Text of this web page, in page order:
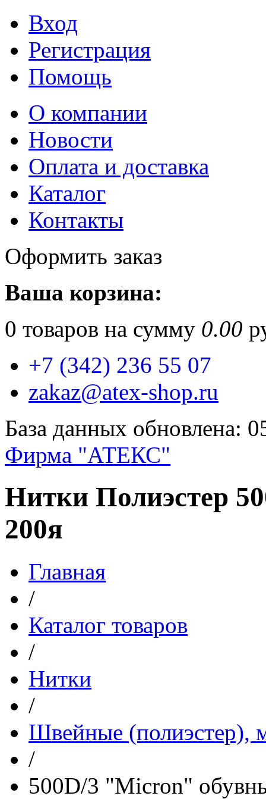
Вход
Регистрация
Помощь
О компании
Новости
Оплата и доставка
Каталог
Контакты
Оформить заказ
Ваша корзина:
0 товаров на сумму 0.00
+7 (342) 236 55 07
zakaz@atex-shop.ru
База данных обновлена:
Фирма "АТЕКС"
Нитки Полиэстер
200я
Главная
/
Каталог товаров
/
Нитки
/
Швейные (полиэстер),
/
500D/3 "Micron"